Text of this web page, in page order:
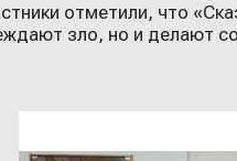
отметили, что
зло, но и делают